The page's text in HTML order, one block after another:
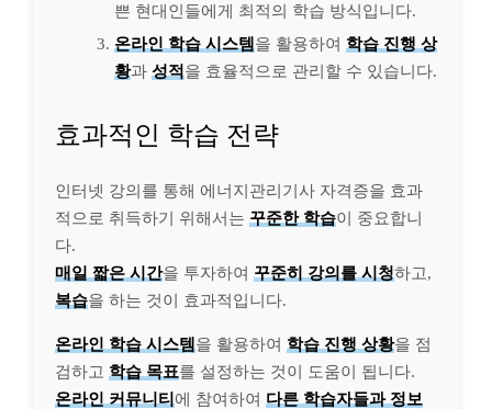
쁜 현대인들에게 최적의 학습 방식입니다.
온라인 학습 시스템 을 활용하여 학습 진행 상
황과 성적 을 효율적으로 관리할 수 있습니다.
효과적인 학습 전략
인터넷 강의를 통해 에너지관리기사 자격증을 효과
적으로 취득하기 위해서는 꾸준한 학습이 중요합니
다.
매일 짧은 시간을 투자하여 꾸준히 강의를 시청하고,
복습을 하는 것이 효과적입니다.
온라인 학습 시스템 을 활용하여 학습 진행 상황을 점
검하고 학습 목표를 설정하는 것이 도움이 됩니다.
온라인 커뮤니티 에 참여하여 다른 학습자들과 정보